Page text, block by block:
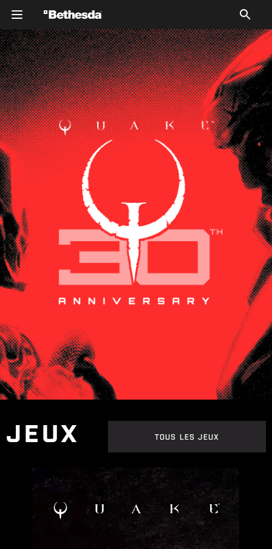
Silhouetted figures of two characters from Quake
Champions against a red background. The overall tone is
dramatic and bold.
JEUX TOUS LES JEUX